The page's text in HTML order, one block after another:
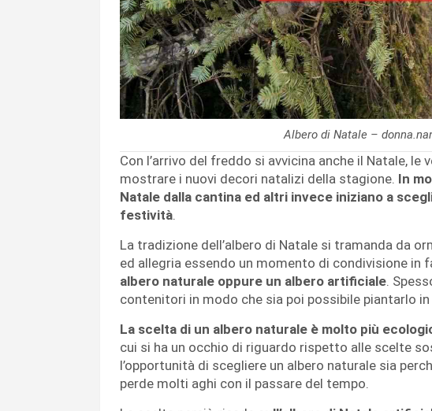
Albero di Natale –
Con l’arrivo del freddo si avvicina anche il Natale, le
mostrare i nuovi decori natalizi della stagione. In
Natale dalla cantina ed altri invece iniziano a
festività.
La tradizione dell’albero di Natale si tramanda da
ed allegria essendo un momento di condivisione in
albero naturale oppure un albero artificiale.
contenitori in modo che sia poi possibile piantarlo in
La scelta di un albero naturale è molto più
cui si ha un occhio di riguardo rispetto alle scelte
l’opportunità di scegliere un albero naturale sia
perde molti aghi con il passare del tempo.